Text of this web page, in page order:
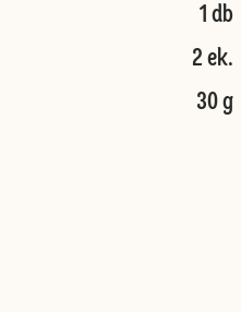
1 db
2 ek.
30 g